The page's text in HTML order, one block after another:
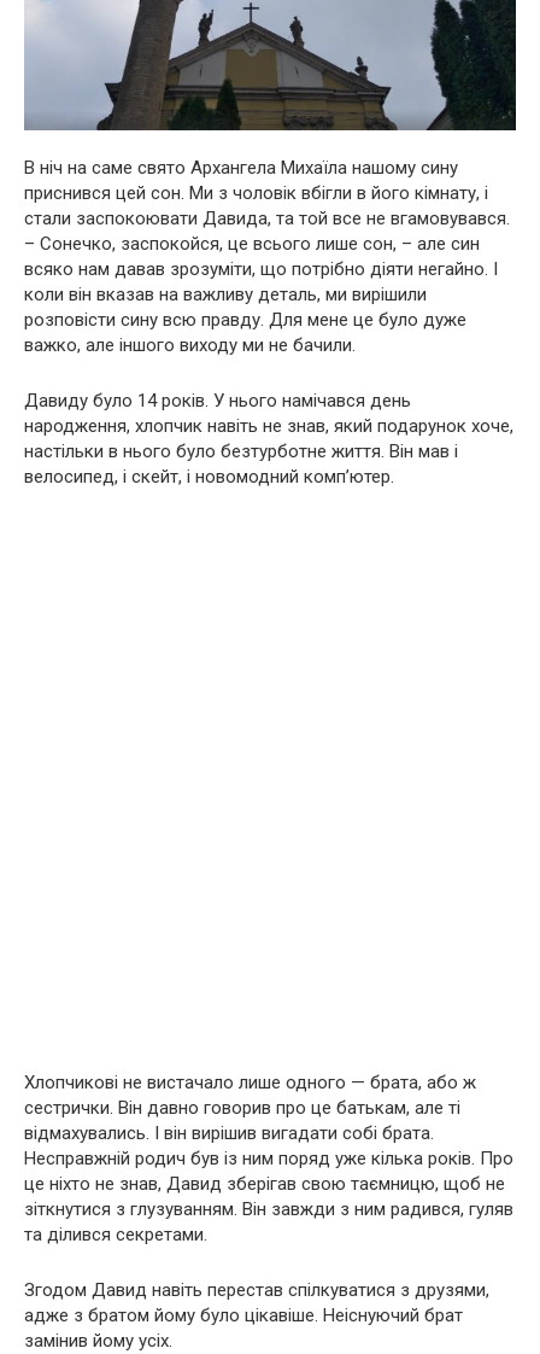
В ніч на саме свято Архангела Михаїла нашому сину
приснився цей сон. Ми з чоловік вбігли в його кімнату, і
стали заспокоювати Давида, та той все не вгамовувався.
– Сонечко, заспокойся, це всього лише сон, – але син
всяко нам давав зрозуміти, що потрібно діяти негайно. І
коли він вказав на важливу деталь, ми вирішили
розповісти сину всю правду. Для мене це було дуже
важко, але іншого виходу ми не бачили.
Давиду було 14 років. У нього намічався день
народження, хлопчик навіть не знав, який подарунок хоче,
настільки в нього було безтурботне життя. Він мав і
велосипед, і скейт, і новомодний комп’ютер.
Хлопчикові не вистачало лише одного — брата, або ж
сестрички. Він давно говорив про це батькам, але ті
відмахувались. І він вирішив вигадати собі брата.
Несправжній родич був із ним поряд уже кілька років. Про
це ніхто не знав, Давид зберігав свою таємницю, щоб не
зіткнутися з глузуванням. Він завжди з ним радився, гуляв
та ділився секретами.
Згодом Давид навіть перестав спілкуватися з друзями,
адже з братом йому було цікавіше. Неіснуючий брат
замінив йому усіх.